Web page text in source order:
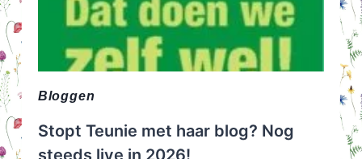
Bloggen
Stopt Teunie met haar blog? Nog
steeds live in 2026!